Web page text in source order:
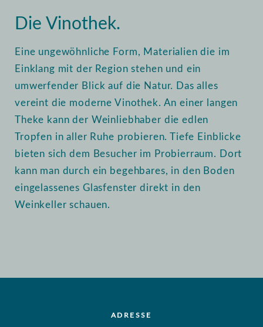
Die Vinothek.
Eine ungewöhnliche Form, Materialien die im
Einklang mit der Region stehen und ein
umwerfender Blick auf die Natur. Das alles
vereint die moderne Vinothek. An einer langen
Theke kann der Weinliebhaber die edlen
Tropfen in aller Ruhe probieren. Tiefe Einblicke
bieten sich dem Besucher im Probierraum. Dort
kann man durch ein begehbares, in den Boden
eingelassenes Glasfenster direkt in den
Weinkeller schauen.
ADRESSE